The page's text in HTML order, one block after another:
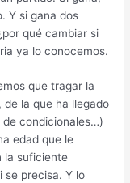
Y si gana dos
qué cambiar si
ya lo conocemos.
que tragar la
la que ha llegado
de condicionales…)
edad que le
la suficiente
se precisa. Y lo